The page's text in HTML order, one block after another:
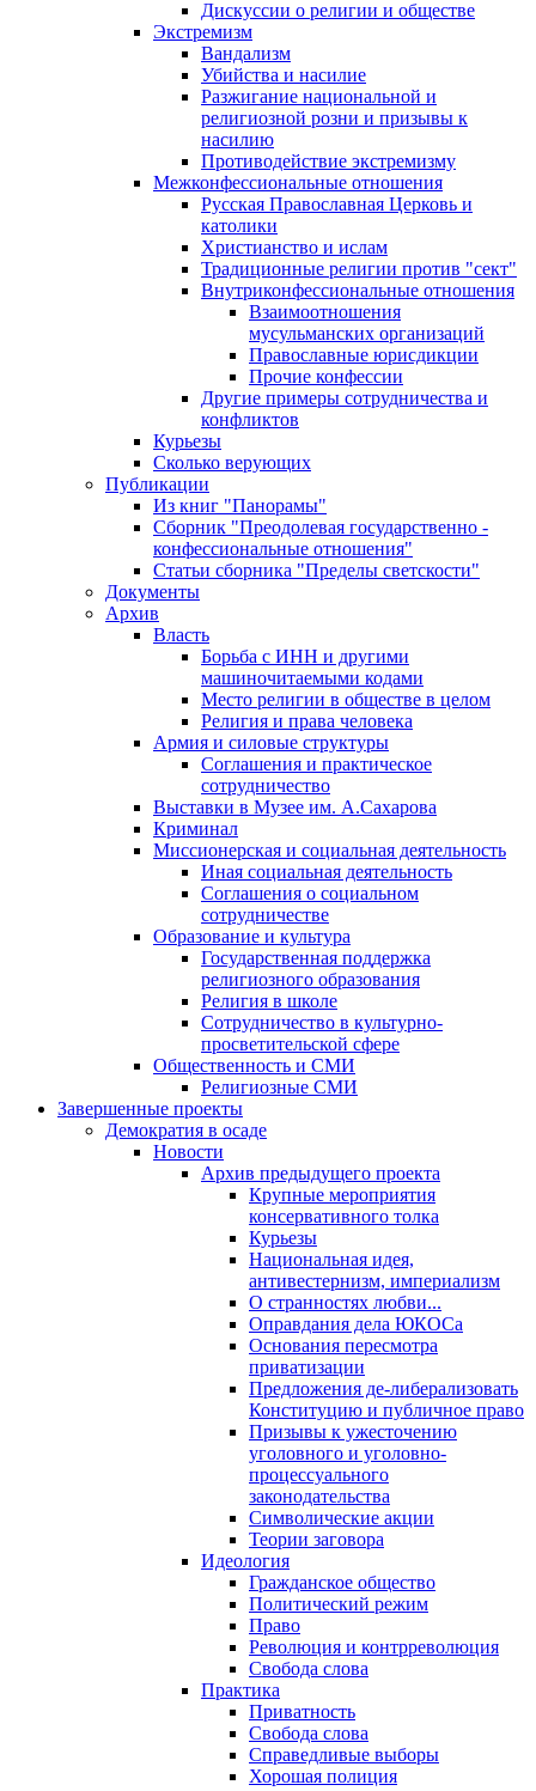
Дискуссии о религии и обществе
Экстремизм
Вандализм
Убийства и насилие
Разжигание национальной и
религиозной розни и призывы к
насилию
Противодействие экстремизму
Межконфессиональные отношения
Русская Православная Церковь и
католики
Христианство и ислам
Традиционные религии против "сект"
Внутриконфессиональные отношения
Взаимоотношения
мусульманских организаций
Православные юрисдикции
Прочие конфессии
Другие примеры сотрудничества и
конфликтов
Курьезы
Сколько верующих
Публикации
Из книг "Панорамы"
Сборник "Преодолевая государственно -
конфессиональные отношения"
Статьи сборника "Пределы светскости"
Документы
Архив
Власть
Борьба с ИНН и другими
машиночитаемыми кодами
Место религии в обществе в целом
Религия и права человека
Армия и силовые структуры
Соглашения и практическое
сотрудничество
Выставки в Музее им. А.Сахарова
Криминал
Миссионерская и социальная деятельность
Иная социальная деятельность
Соглашения о социальном
сотрудничестве
Образование и культура
Государственная поддержка
религиозного образования
Религия в школе
Сотрудничество в культурно-
просветительской сфере
Общественность и СМИ
Религиозные СМИ
Завершенные проекты
Демократия в осаде
Новости
Архив предыдущего проекта
Крупные мероприятия
консервативного толка
Курьезы
Национальная идея,
антивестернизм, империализм
О странностях любви...
Оправдания дела ЮКОСа
Основания пересмотра
приватизации
Предложения де-либерализовать
Конституцию и публичное право
Призывы к ужесточению
уголовного и уголовно-
процессуального
законодательства
Символические акции
Теории заговора
Идеология
Гражданское общество
Политический режим
Право
Революция и контрреволюция
Свобода слова
Практика
Приватность
Свобода слова
Справедливые выборы
Хорошая полиция